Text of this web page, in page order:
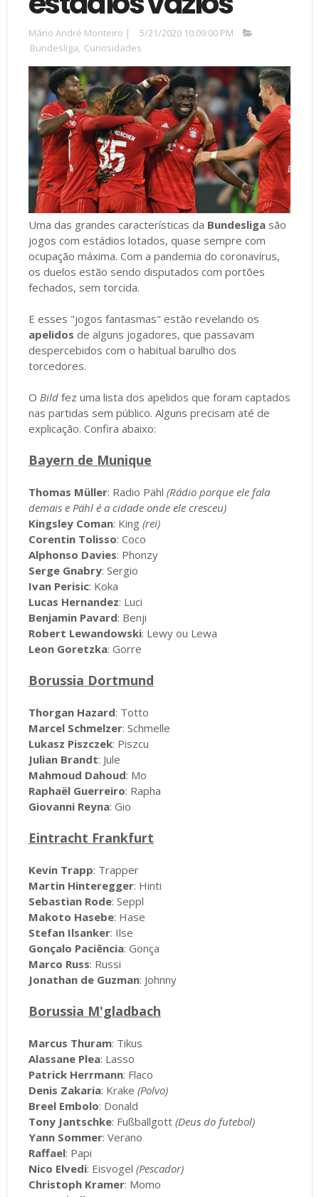
Mário André Monteiro |
5/21/2020 10:09:00 PM
Bundesliga, Curiosidades
Uma das grandes características da Bundesligasão
jogos com estádios lotados, quase sempre com
ocupação máxima. Com a pandemia do coronavírus,
os duelos estão sendo disputados com portões
fechados, sem torcida.
E esses "jogos fantasmas" estão revelando os
apelidos de alguns jogadores, que passavam
despercebidos com o habitual barulho dos
torcedores.
O Bildfez uma lista dos apelidos que foram captados
nas partidas sem público. Alguns precisam até de
explicação. Confira abaixo:
Bayern de Munique
Thomas Müller: Radio Pähl (Rádio porque ele fala
demais e Pähl é a cidade onde ele cresceu)
Kingsley Coman: King (rei)
Corentin Tolisso: Coco
Alphonso Davies: Phonzy
Serge Gnabry: Sergio
Ivan Perisic: Koka
Lucas Hernandez: Luci
Benjamin Pavard: Benji
Robert Lewandowski: Lewy ou Lewa
Leon Goretzka: Gorre
Borussia Dortmund
Thorgan Hazard: Totto
Marcel Schmelzer: Schmelle
Lukasz Piszczek: Piszcu
Julian Brandt: Jule
Mahmoud Dahoud: Mo
Raphaël Guerreiro: Rapha
Giovanni Reyna: Gio
Eintracht Frankfurt
Kevin Trapp: Trapper
Martin Hinteregger: Hinti
Sebastian Rode: Seppl
Makoto Hasebe: Hase
Stefan Ilsanker: Ilse
Gonçalo Paciência: Gonça
Marco Russ: Russi
Jonathan de Guzman: Johnny
Borussia M'gladbach
Marcus Thuram: Tikus
Alassane Plea: Lasso
Patrick Herrmann: Flaco
Denis Zakaria: Krake (Polvo)
Breel Embolo: Donald
Tony Jantschke: Fußballgott (Deus do futebol)
Yann Sommer: Verano
Raffael: Papi
Nico Elvedi: Eisvogel (Pescador)
Christoph Kramer: Momo